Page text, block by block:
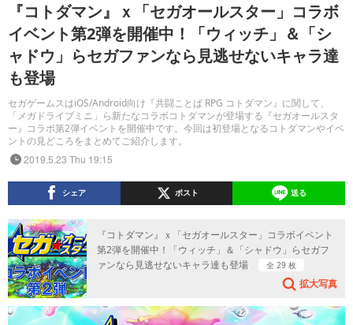
『コトダマン』ｘ「セガオールスター」コラボ
イベント第2弾を開催中！「ウィッチ」＆「シ
ャドウ」らセガファンなら見逃せないキャラ達
も登場
セガゲームスはiOS/Android向け『共闘ことば RPG コトダマン』に関して、
「メガドライブミニ」ら新たなコラボコトダマンが登場する『セガオールスタ
ー』コラボ第2弾イベントを開催中です。今回は初登場となるコトダマンやイベ
ントの見どころをまとめてご紹介します。
2019.5.23 Thu 19:15
シェア ポスト 送る
『コトダマン』ｘ「セガオールスター」コラボイベント
第2弾を開催中！「ウィッチ」＆「シャドウ」らセガフ
ァンなら見逃せないキャラ達も登場
全 29 枚
拡大写真